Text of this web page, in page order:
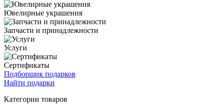
Ювелирные украшения
Запчасти и принадлежности
Услуги
Сертификаты
Подборщик подарков
Найти подарки
Категории товаров